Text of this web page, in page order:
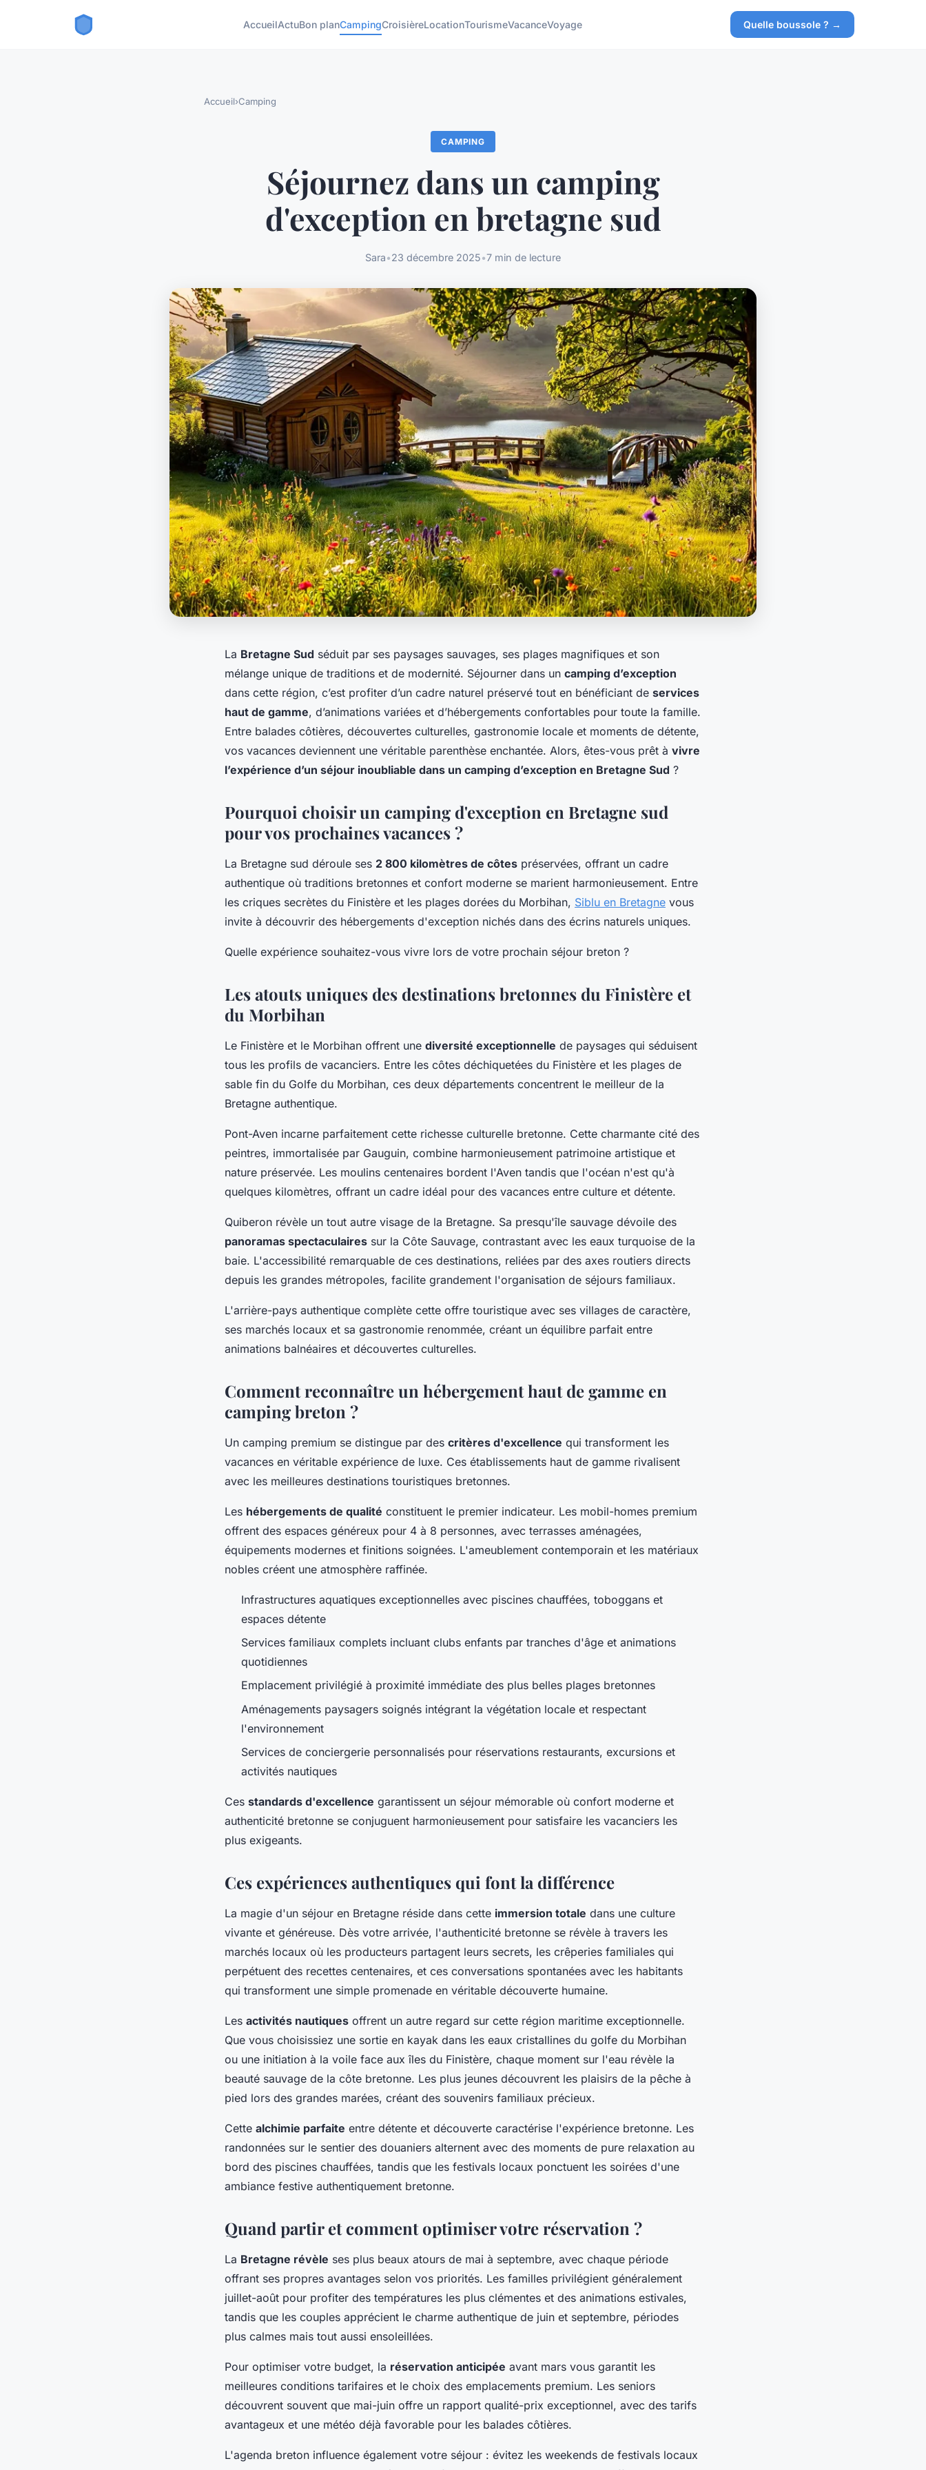
AccueilActuBon planCampingCroisièreLocationTourismeVacanceVoyage Quelle boussole ? →
Accueil›Camping
CAMPING
Séjournez dans un camping
d'exception en bretagne sud
Sara•23 décembre 2025•7 min de lecture
La Bretagne Sud séduit par ses paysages sauvages, ses plages magnifiques et son
mélange unique de traditions et de modernité. Séjourner dans un camping d’exception
dans cette région, c’est profiter d’un cadre naturel préservé tout en bénéficiant de services
haut de gamme, d’animations variées et d’hébergements confortables pour toute la famille.
Entre balades côtières, découvertes culturelles, gastronomie locale et moments de détente,
vos vacances deviennent une véritable parenthèse enchantée. Alors, êtes-vous prêt à vivre
l’expérience d’un séjour inoubliable dans un camping d’exception en Bretagne Sud ?
Pourquoi choisir un camping d'exception en Bretagne sud
pour vos prochaines vacances ?
La Bretagne sud déroule ses 2 800 kilomètres de côtes préservées, offrant un cadre
authentique où traditions bretonnes et confort moderne se marient harmonieusement. Entre
les criques secrètes du Finistère et les plages dorées du Morbihan, Siblu en Bretagne vous
invite à découvrir des hébergements d'exception nichés dans des écrins naturels uniques.
Quelle expérience souhaitez-vous vivre lors de votre prochain séjour breton ?
Les atouts uniques des destinations bretonnes du Finistère et
du Morbihan
Le Finistère et le Morbihan offrent une diversité exceptionnelle de paysages qui séduisent
tous les profils de vacanciers. Entre les côtes déchiquetées du Finistère et les plages de
sable fin du Golfe du Morbihan, ces deux départements concentrent le meilleur de la
Bretagne authentique.
Pont-Aven incarne parfaitement cette richesse culturelle bretonne. Cette charmante cité des
peintres, immortalisée par Gauguin, combine harmonieusement patrimoine artistique et
nature préservée. Les moulins centenaires bordent l'Aven tandis que l'océan n'est qu'à
quelques kilomètres, offrant un cadre idéal pour des vacances entre culture et détente.
Quiberon révèle un tout autre visage de la Bretagne. Sa presqu'île sauvage dévoile des
panoramas spectaculaires sur la Côte Sauvage, contrastant avec les eaux turquoise de la
baie. L'accessibilité remarquable de ces destinations, reliées par des axes routiers directs
depuis les grandes métropoles, facilite grandement l'organisation de séjours familiaux.
L'arrière-pays authentique complète cette offre touristique avec ses villages de caractère,
ses marchés locaux et sa gastronomie renommée, créant un équilibre parfait entre
animations balnéaires et découvertes culturelles.
Comment reconnaître un hébergement haut de gamme en
camping breton ?
Un camping premium se distingue par des critères d'excellence qui transforment les
vacances en véritable expérience de luxe. Ces établissements haut de gamme rivalisent
avec les meilleures destinations touristiques bretonnes.
Les hébergements de qualité constituent le premier indicateur. Les mobil-homes premium
offrent des espaces généreux pour 4 à 8 personnes, avec terrasses aménagées,
équipements modernes et finitions soignées. L'ameublement contemporain et les matériaux
nobles créent une atmosphère raffinée.
Infrastructures aquatiques exceptionnelles avec piscines chauffées, toboggans et
espaces détente
Services familiaux complets incluant clubs enfants par tranches d'âge et animations
quotidiennes
Emplacement privilégié à proximité immédiate des plus belles plages bretonnes
Aménagements paysagers soignés intégrant la végétation locale et respectant
l'environnement
Services de conciergerie personnalisés pour réservations restaurants, excursions et
activités nautiques
Ces standards d'excellence garantissent un séjour mémorable où confort moderne et
authenticité bretonne se conjuguent harmonieusement pour satisfaire les vacanciers les
plus exigeants.
Ces expériences authentiques qui font la différence
La magie d'un séjour en Bretagne réside dans cette immersion totale dans une culture
vivante et généreuse. Dès votre arrivée, l'authenticité bretonne se révèle à travers les
marchés locaux où les producteurs partagent leurs secrets, les crêperies familiales qui
perpétuent des recettes centenaires, et ces conversations spontanées avec les habitants
qui transforment une simple promenade en véritable découverte humaine.
Les activités nautiques offrent un autre regard sur cette région maritime exceptionnelle.
Que vous choisissiez une sortie en kayak dans les eaux cristallines du golfe du Morbihan
ou une initiation à la voile face aux îles du Finistère, chaque moment sur l'eau révèle la
beauté sauvage de la côte bretonne. Les plus jeunes découvrent les plaisirs de la pêche à
pied lors des grandes marées, créant des souvenirs familiaux précieux.
Cette alchimie parfaite entre détente et découverte caractérise l'expérience bretonne. Les
randonnées sur le sentier des douaniers alternent avec des moments de pure relaxation au
bord des piscines chauffées, tandis que les festivals locaux ponctuent les soirées d'une
ambiance festive authentiquement bretonne.
Quand partir et comment optimiser votre réservation ?
La Bretagne révèle ses plus beaux atours de mai à septembre, avec chaque période
offrant ses propres avantages selon vos priorités. Les familles privilégient généralement
juillet-août pour profiter des températures les plus clémentes et des animations estivales,
tandis que les couples apprécient le charme authentique de juin et septembre, périodes
plus calmes mais tout aussi ensoleillées.
Pour optimiser votre budget, la réservation anticipée avant mars vous garantit les
meilleures conditions tarifaires et le choix des emplacements premium. Les seniors
découvrent souvent que mai-juin offre un rapport qualité-prix exceptionnel, avec des tarifs
avantageux et une météo déjà favorable pour les balades côtières.
L'agenda breton influence également votre séjour : évitez les weekends de festivals locaux